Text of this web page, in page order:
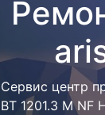
поиски
HBT 1201.3 M
ariston HBT
Вам не
холодильная
дальнейшем